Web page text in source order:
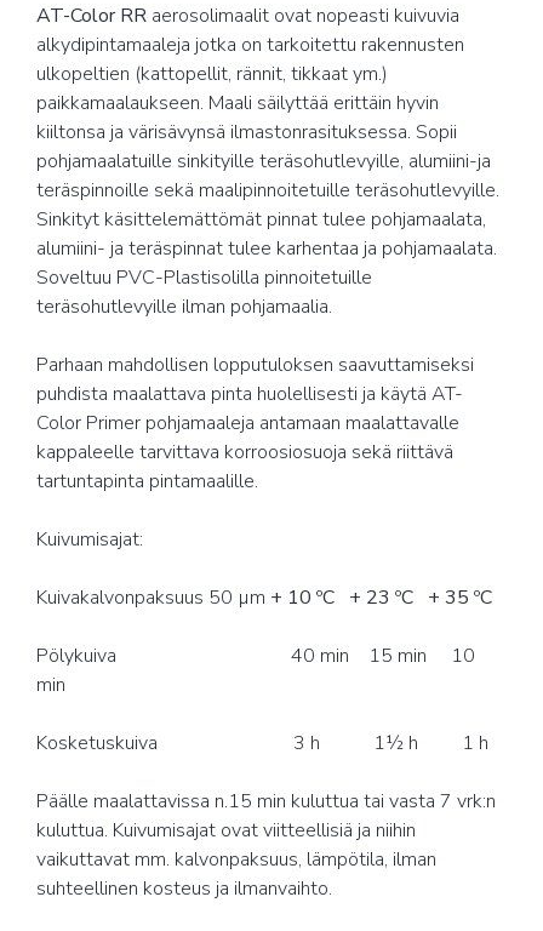
AT-Color RR aerosolimaalit ovat nopeasti kuivuvia
alkydipintamaaleja jotka on tarkoitettu rakennusten
ulkopeltien (kattopellit, rännit, tikkaat ym.)
paikkamaalaukseen. Maali säilyttää erittäin hyvin
kiiltonsa ja värisävynsä ilmastonrasituksessa. Sopii
pohjamaalatuille sinkityille teräsohutlevyille, alumiini-ja
teräspinnoille sekä maalipinnoitetuille teräsohutlevyille.
Sinkityt käsittelemättömät pinnat tulee pohjamaalata,
alumiini- ja teräspinnat tulee karhentaa ja pohjamaalata.
Soveltuu PVC-Plastisolilla pinnoitetuille
teräsohutlevyille ilman pohjamaalia.
Parhaan mahdollisen lopputuloksen saavuttamiseksi
puhdista maalattava pinta huolellisesti ja käytä AT-
Color Primer pohjamaaleja antamaan maalattavalle
kappaleelle tarvittava korroosiosuoja sekä riittävä
tartuntapinta pintamaalille.
Kuivumisajat:
Kuivakalvonpaksuus 50 µm + 10 ºC + 23 ºC + 35 ºC
Pölykuiva 40 min 15 min 10
min
Kosketuskuiva 3 h 1½ h 1 h
Päälle maalattavissa n.15 min kuluttua tai vasta 7 vrk:n
kuluttua. Kuivumisajat ovat viitteellisiä ja niihin
vaikuttavat mm. kalvonpaksuus, lämpötila, ilman
suhteellinen kosteus ja ilmanvaihto.